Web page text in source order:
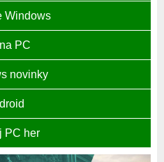
Windows
PC
novinky
PC her